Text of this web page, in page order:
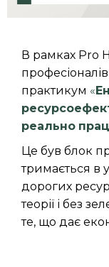
В рамках Pro
практикум «
реально
Це був блок
тримається в
дорогих
теорії і без
те, що дає